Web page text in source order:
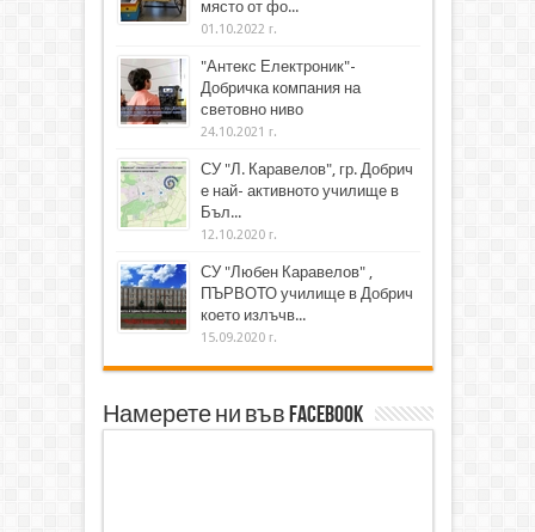
място от фо...
01.10.2022 г.
"Антекс Електроник"-
Добричка компания на
световно ниво
24.10.2021 г.
СУ "Л. Каравелов", гр. Добрич
е най- активното училище в
Бъл...
12.10.2020 г.
СУ "Любен Каравелов" ,
ПЪРВОТО училище в Добрич
което излъчв...
15.09.2020 г.
Намерете ни във Facebook